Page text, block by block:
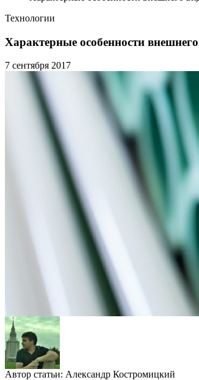
Технологии
Характерные особенности
7 сентября 2017
Автор статьи: Александр Костромицкий